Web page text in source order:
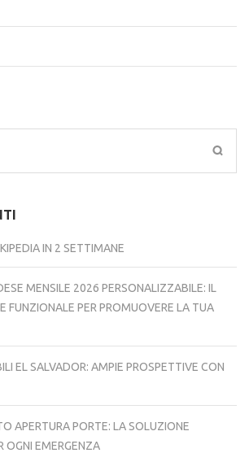
IN 2 SETTIMANE
MENSILE 2026 PERSONALIZZABILE: IL
FUNZIONALE PER PROMUOVERE LA TUA
EL SALVADOR: AMPIE PROSPETTIVE CON
APERTURA PORTE: LA SOLUZIONE
OGNI EMERGENZA